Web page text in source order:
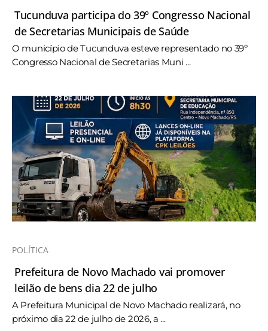
Tucunduva participa do 39º Congresso Nacional
de Secretarias Municipais de Saúde
O município de Tucunduva esteve representado no 39º
Congresso Nacional de Secretarias Muni ...
POLÍTICA
Prefeitura de Novo Machado vai promover
leilão de bens dia 22 de julho
A Prefeitura Municipal de Novo Machado realizará, no
próximo dia 22 de julho de 2026, a ...